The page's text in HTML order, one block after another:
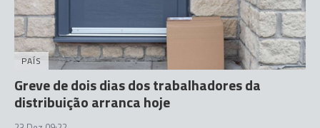
PAÍS
Greve de dois dias dos trabalhadores da
distribuição arranca hoje